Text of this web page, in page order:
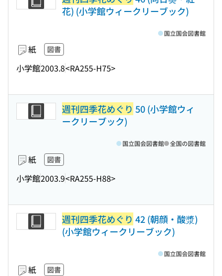
花) (小学館ウィークリーブック)
紙 図書
小学館2003.8<RA255-H75>
国立国会図書館
週刊四季花めぐり 50 (小学館ウィ
ークリーブック)
紙 図書
小学館2003.9<RA255-H88>
国立国会図書館 全国の図書館
週刊四季花めぐり 42 (朝顔・酸漿)
(小学館ウィークリーブック)
紙 図書
国立国会図書館